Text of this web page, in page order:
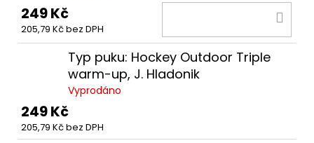
249 Kč
205,79 Kč bez DPH
Typ puku: Hockey Outdoor Triple
warm-up, J. Hladonik
Vyprodáno
249 Kč
205,79 Kč bez DPH
990
Kč